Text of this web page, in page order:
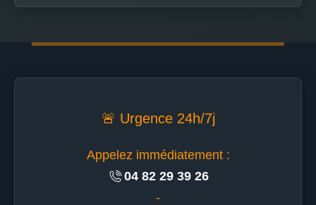
🚨 Urgence 24h/7j
Appelez immédiatement :
04 82 29 39 26
-